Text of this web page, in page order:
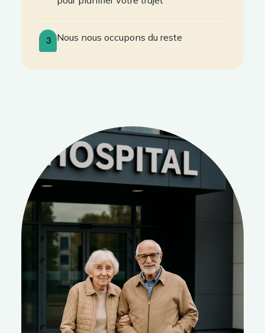
3 Nous nous occupons du reste